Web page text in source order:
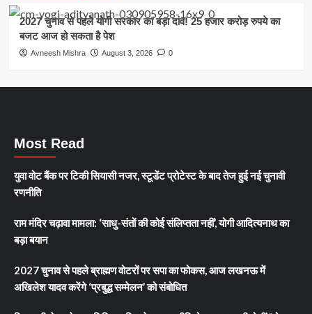
2027 चुनाव से पहले योगी सरकार का बड़ा दांव! 25 हजार करोड़ रुपये का
बजट आज हो सकता है पेश
Avneesh Mishra August 3, 2026 0
Most Read
युवा वोट बैंक पर टिकी सियासी नजर, स्टूडेंट प्रोटेस्ट के बाद तेज हुई नई चुनावी
रणनीति
राम मंदिर चढ़ावा मामला: ‘साधु-संतों की कोई संलिप्तता नहीं’, योगी आदित्यनाथ का
बड़ा बयान
2027 चुनाव से पहले ब्राह्मण वोटरों पर सपा का फोकस, आज लखनऊ में
अखिलेश यादव करेंगे ‘प्रबुद्ध सम्मेलन’ को संबोधित